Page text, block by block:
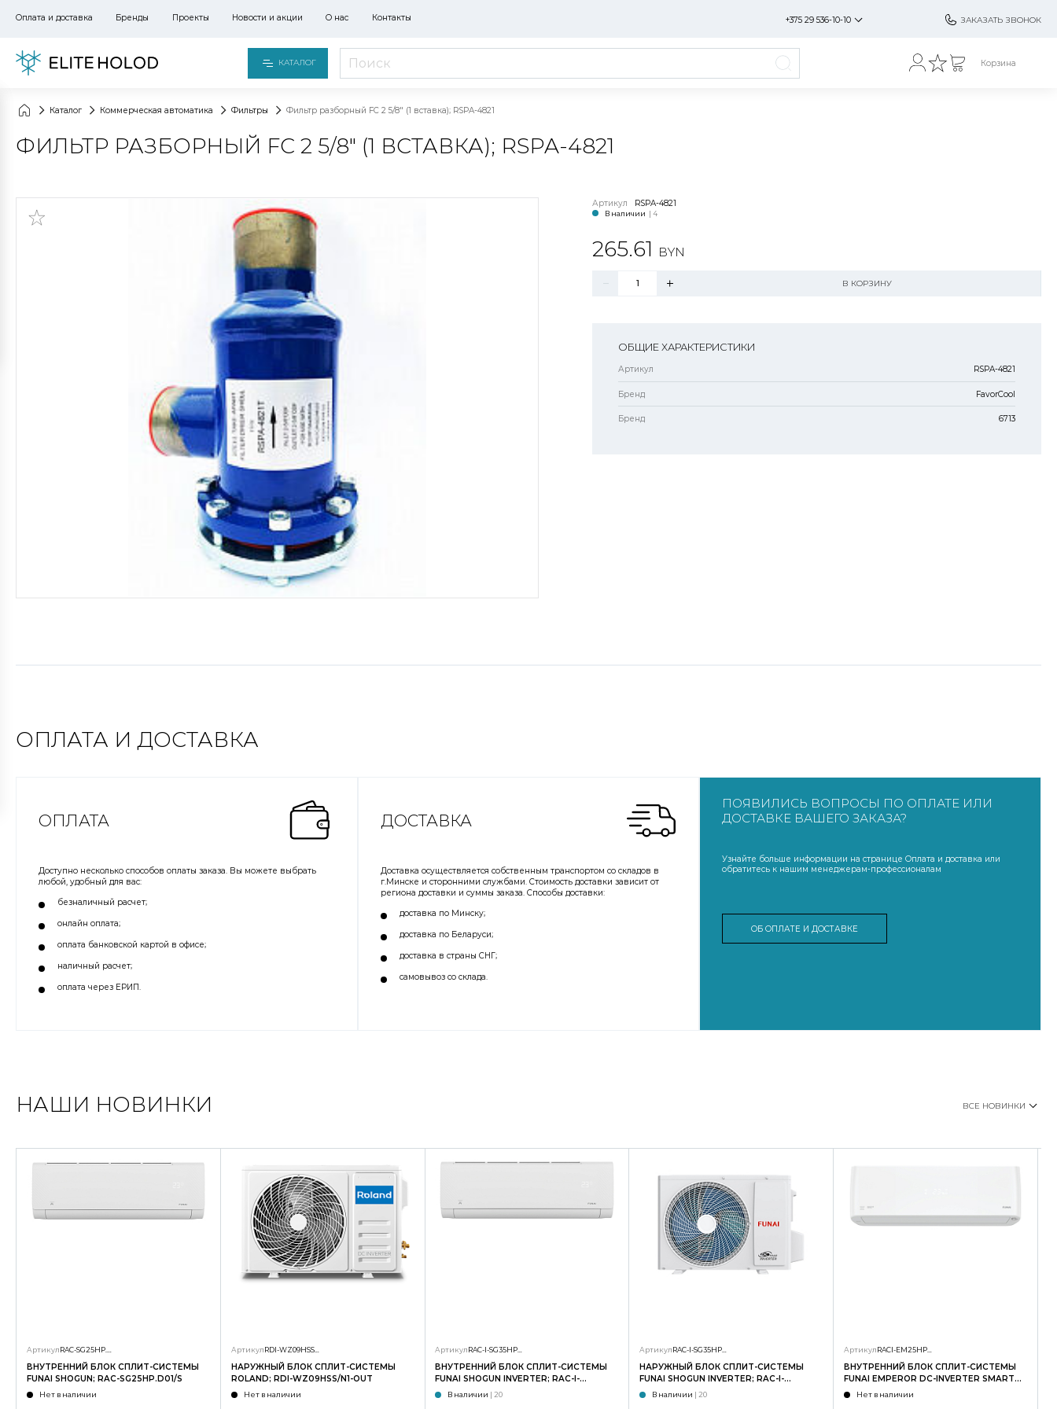
Оплата и доставка Бренды Проекты Новости и акции О нас Контакты +375 29 536-10-10 ЗАКАЗАТЬ ЗВОНОК
КАТАЛОГ Корзина
Каталог Коммерческая автоматика Фильтры Фильтр разборный FC 2 5/8" (1 вставка); RSPA-4821
ФИЛЬТР РАЗБОРНЫЙ FC 2 5/8" (1 ВСТАВКА); RSPA-4821
Артикул RSPA-4821
В наличии | 4
265.61 BYN
В КОРЗИНУ
ОБЩИЕ ХАРАКТЕРИСТИКИ
Артикул RSPA-4821
Бренд FavorCool
Бренд 6713
ОПЛАТА И ДОСТАВКА
ОПЛАТА
Доступно несколько способов оплаты заказа. Вы можете выбрать
любой, удобный для вас:
безналичный расчет;
онлайн оплата;
оплата банковской картой в офисе;
наличный расчет;
оплата через ЕРИП.
ДОСТАВКА
Доставка осуществляется собственным транспортом со складов в
г.Минске и сторонними службами. Стоимость доставки зависит от
региона доставки и суммы заказа. Способы доставки:
доставка по Минску;
доставка по Беларуси;
доставка в страны СНГ;
самовывоз со склада.
ПОЯВИЛИСЬ ВОПРОСЫ ПО ОПЛАТЕ ИЛИ
ДОСТАВКЕ ВАШЕГО ЗАКАЗА?
Узнайте больше информации на странице Оплата и доставка или
обратитесь к нашим менеджерам-профессионалам
ОБ ОПЛАТЕ И ДОСТАВКЕ
НАШИ НОВИНКИ ВСЕ НОВИНКИ
Артикул
ВНУТРЕННИЙ БЛОК СПЛИТ-СИСТЕМЫ
FUNAI SHOGUN; RAC-SG25HP.D01/S
Нет в наличии
Артикул RDI-WZ09HSS/N1-OUT
НАРУЖНЫЙ БЛОК СПЛИТ-СИСТЕМЫ
ROLAND; RDI-WZ09HSS/N1-OUT
Нет в наличии
Артикул
ВНУТРЕННИЙ БЛОК СПЛИТ-СИСТЕМЫ
FUNAI SHOGUN INVERTER; RAC-I-
SG35HP.D02/S
В наличии | 20
Артикул
НАРУЖНЫЙ БЛОК СПЛИТ-СИСТЕМЫ
FUNAI SHOGUN INVERTER; RAC-I-
SG35HP.D02/U
В наличии | 20
Артикул RACI-EM25HP.D04/S
ВНУТРЕННИЙ БЛОК СПЛИТ-СИСТЕМЫ
FUNAI EMPEROR DC-INVERTER SMART
EYE; RACI-EM25HP.D04/S
Нет в наличии